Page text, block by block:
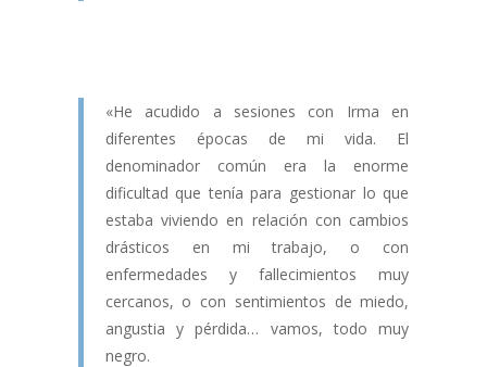
«He acudido a sesiones con Irma en
diferentes épocas de mi vida. El
denominador común era la enorme
dificultad que tenía para gestionar lo que
estaba viviendo en relación con cambios
drásticos en mi trabajo, o con
enfermedades y fallecimientos muy
cercanos, o con sentimientos de miedo,
angustia y pérdida… vamos, todo muy
negro.